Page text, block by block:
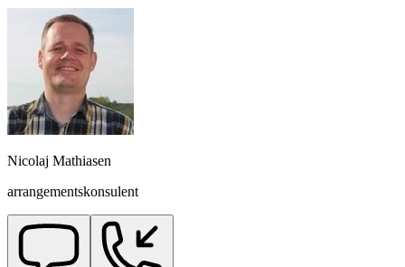
Nicolaj Mathiasen
arrangementskonsulent